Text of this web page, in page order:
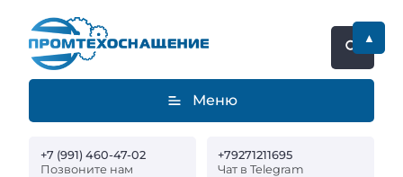
Меню
+7 (991) 460-47-02
Позвоните нам
+79271211695
Чат в Telegram
▲